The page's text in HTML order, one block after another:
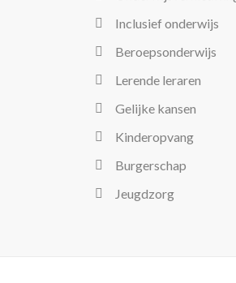
Inclusief onderwijs
Beroepsonderwijs
Lerende leraren
Gelijke kansen
Kinderopvang
Burgerschap
Jeugdzorg